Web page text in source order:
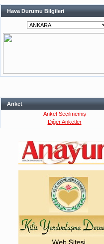
Hava Durumu Bilgileri
Anket
Anket Seçilmemiş
Diğer Anketler